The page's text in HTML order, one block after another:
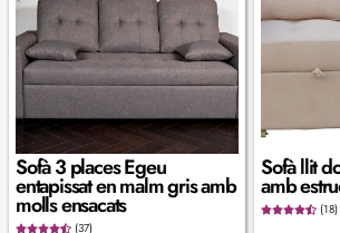
Sofà 3 places Egeu
entapissat en malm gris amb
molls ensacats
(37)
Sofà llit
amb
(18)